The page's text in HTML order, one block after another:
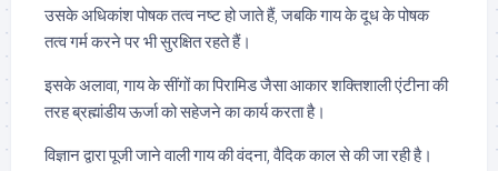
उसके अधिकांश पोषक तत्व नष्ट हो जाते हैं, जबकि गाय के दूध के पोषक
तत्व गर्म करने पर भी सुरक्षित रहते हैं।
इसके अलावा, गाय के सींगों का पिरामिड जैसा आकार शक्तिशाली एंटीना की
तरह ब्रह्मांडीय ऊर्जा को सहेजने का कार्य करता है।
विज्ञान द्वारा पूजी जाने वाली गाय की वंदना, वैदिक काल से की जा रही है।